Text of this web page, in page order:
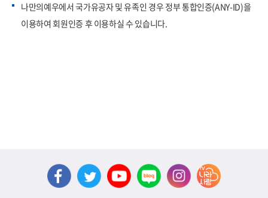
나만의예우에서 국가유공자 및 유족인 경우 정부 통합인증(ANY-ID)을
이용하여 회원인증 후 이용하실 수 있습니다.